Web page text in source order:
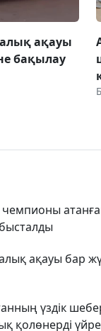
ақауы
бақылау
ақауы бар
үздік
қолөнерді